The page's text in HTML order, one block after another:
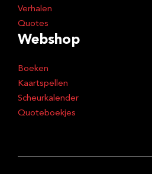
Verhalen
Quotes
Webshop
Boeken
Kaartspellen
Scheurkalender
Quoteboekjes